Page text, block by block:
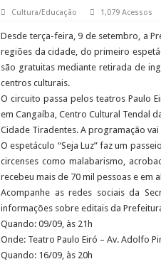
Sobrou pizza?
12 plataformas de
9ª Semana Municipal
Cultura/Educação 1,079 Acessos
Desde terça-feira, 9 de setembro, a
regiões da cidade, do primeiro
são gratuitas mediante retirada de
centros culturais.
O circuito passa pelos teatros Paulo
em Cangaíba, Centro Cultural Tendal
Cidade Tiradentes. A programação
O espetáculo “Seja Luz” faz um
circenses como malabarismo,
recebeu mais de 70 mil pessoas e
Acompanhe as redes sociais da
informações sobre editais da
Quando: 09/09, às 21h
Onde: Teatro Paulo Eiró – Av. Adolfo
Quando: 16/09, às 20h